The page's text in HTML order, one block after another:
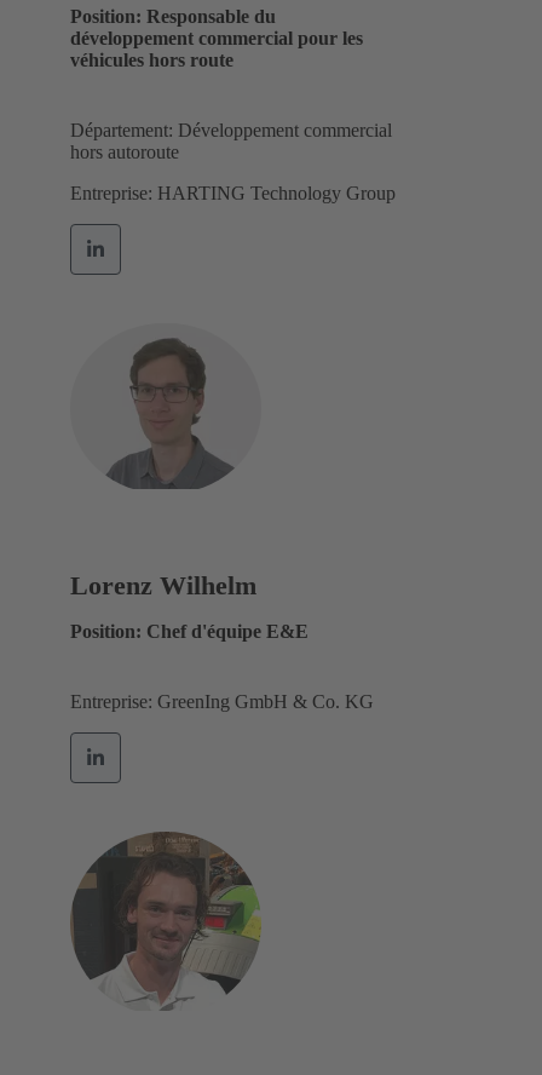
Position: Responsable du
développement commercial pour les
véhicules hors route
Département: Développement commercial
hors autoroute
Entreprise: HARTING Technology Group
Lorenz Wilhelm
Position: Chef d'équipe E&E
Entreprise: GreenIng GmbH & Co. KG